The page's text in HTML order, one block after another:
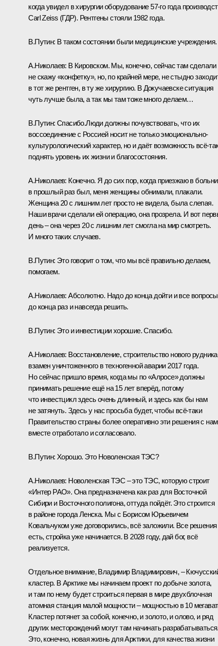
когда увидел в хирургии оборудование 57-го года
Carl Zeiss (ГДР). Рентгены стояли 1982 года.
В.Путин: В таком состоянии были медицинские учреждения.
А.Николаев: В Кировском. Мы, конечно, сейчас там сделали
не скажу «конфетку», но, по крайней мере, не стыдно
в тот же рентген, в ту же хирургию. В Докучаевске ситуация
чуть лучше была, а так мы там тоже много делаем…
В.Путин: Спасибо.Люди должны почувствовать, что их
воссоединение с Россией носит не только эмоционально-
культурологический характер, но и даёт возможность всё-
поднять уровень их жизни и благосостояния.
А.Николаев: Конечно. Я до сих пор, когда приезжаю в
в прошлый раз был, меня женщины обнимали, плакали.
Женщина 20 с лишним лет просто не видела, была слепая.
Наши врачи сделали ей операцию, она прозрела. И вот
день – она через 20 с лишним лет смогла на мир смотреть.
И много таких случаев.
В.Путин: Это говорит о том, что мы всё правильно делаем,
помогаем.
А.Николаев: Абсолютно. Надо до конца дойти и все вопросы
до конца раз и навсегда решить.
В.Путин: Это и инвестиции хорошие. Спасибо.
А.Николаев: Восстановление, строительство нового рудника
взамен уничтоженного в техногенной аварии 2017 года.
Но сейчас пришло время, когда мы по «Алросе» должны
принимать решение ещё на 15 лет вперёд, потому
что инвестцикл здесь очень длинный, и здесь как бы нам
не затянуть. Здесь у нас просьба будет, чтобы всё-таки
Правительство страны более оперативно эти решения с
вместе отработало и согласовало.
В.Путин: Хорошо. Это Новоленская ТЭС?
А.Николаев: Новоленская ТЭС – это ТЭС, которую строит
«Интер РАО». Она предназначена как раз для Восточной
Сибири и Восточного полигона, оттуда пойдёт. Это строится
в районе города Ленска. Мы с Борисом Юрьевичем
Ковальчуком уже договорились, всё заложили. Все решения
есть, стройка уже начинается. В 2028 году, дай бог, всё
реализуется.
Отдельное внимание, Владимир Владимирович, –
кластер. В Арктике мы начинаем проект по добыче золота,
и там по нему будет строиться первая в мире двухблочная
атомная станция малой мощности – мощностью в 10
Кластер потянет за собой, конечно, и золото, и олово, и ряд
других месторождений могут там начинать
Это, конечно, новая жизнь для Арктики, для качества жизни